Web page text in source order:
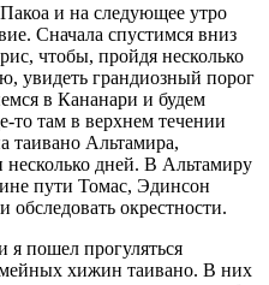
и на следующее утро
Сначала спустимся вниз
чтобы, пройдя несколько
увидеть грандиозный порог
в Кананари и будем
то там в верхнем течении
таивано Альтамира,
дней. В Альтамиру
пути Томас, Эдинсон
обследовать окрестности.
я пошел прогуляться
хижин таивано. В них